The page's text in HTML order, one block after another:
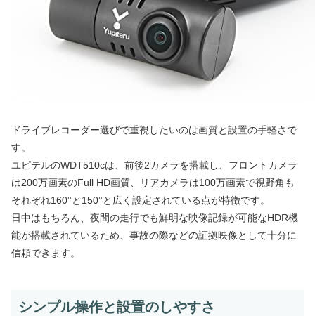
ドライブレコーダー選びで重視したいのは画質と設置の手軽さで
す。
ユピテルのWDT510cは、前後2カメラを搭載し、フロントカメラ
は200万画素のFull HD画質、リアカメラは100万画素で視野角も
それぞれ160°と150°と広く設定されている点が特徴です。
日中はもちろん、夜間の走行でも鮮明な映像記録が可能なHDR機
能が搭載されているため、事故の際などの証拠映像として十分に
信頼できます。
シンプル操作と設置のしやすさ